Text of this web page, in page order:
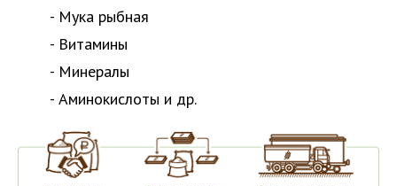
- Мука рыбная
- Витамины
- Минералы
- Аминокислоты и др.